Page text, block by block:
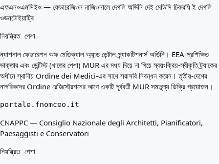
এফএনওএমসিইও — ফেডারেজিওন নাজিওনালে দেগলি অর্ডিনি দেই মেডিসি চিরুরঘি ই দেগলি
ওডনটোইয়াট্রি
নিয়ন্ত্রিত পেশা
ন্যাশনাল ফেডারেশন অফ মেডিক্যাল অ্যান্ড ডেন্টাল প্র্যাকটিশনার্স অর্ডিনি। EEA-প্রশিক্ষিত
ডাক্তার এবং ডেন্টিস্ট (খাতের পেশা) MUR এর মধ্য দিয়ে না গিয়ে স্বয়ংক্রিয়-স্বীকৃতি ট্র্যাকের
অধীনে স্থানীয় Ordine dei Medici-এর সাথে সরাসরি নিবন্ধন করেন। তৃতীয়-দেশের
নাগরিকদের Ordine রেজিস্ট্রেশনের আগে একটি পূর্ববর্তী MUR সমতুল্য ডিক্রি প্রয়োজন।
portale.fnomceo.it
CNAPPC — Consiglio Nazionale degli Architetti, Pianificatori,
Paesaggisti e Conservatori
নিয়ন্ত্রিত পেশা